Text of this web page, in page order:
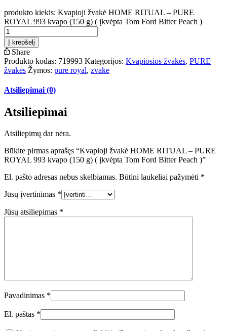
produkto kiekis: Kvapioji žvakė HOME RITUAL – PURE
ROYAL 993 kvapo (150 g) ( įkvėpta Tom Ford Bitter Peach )
Į krepšelį
Share
Produkto kodas: 719993 Kategorijos: Kvapiosios žvakės, PURE
žvakės Žymos: pure royal, zvake
Atsiliepimai (0)
Atsiliepimai
Atsiliepimų dar nėra.
Būkite pirmas aprašęs “Kvapioji žvakė HOME RITUAL – PURE
ROYAL 993 kvapo (150 g) ( įkvėpta Tom Ford Bitter Peach )”
El. pašto adresas nebus skelbiamas. Būtini laukeliai pažymėti *
Jūsų įvertinimas *
Jūsų atsiliepimas *
Pavadinimas *
El. paštas *